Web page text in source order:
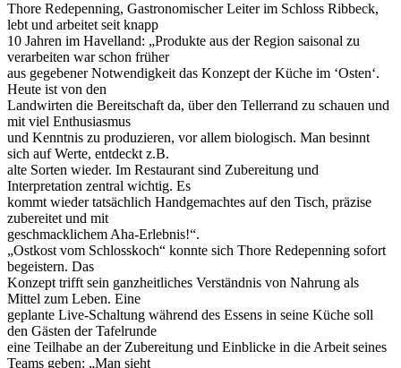
Thore Redepenning, Gastronomischer Leiter im Schloss Ribbeck,
lebt und arbeitet seit knapp
10 Jahren im Havelland: „Produkte aus der Region saisonal zu
verarbeiten war schon früher
aus gegebener Notwendigkeit das Konzept der Küche im ‘Osten‘.
Heute ist von den
Landwirten die Bereitschaft da, über den Tellerrand zu schauen und
mit viel Enthusiasmus
und Kenntnis zu produzieren, vor allem biologisch. Man besinnt
sich auf Werte, entdeckt z.B.
alte Sorten wieder. Im Restaurant sind Zubereitung und
Interpretation zentral wichtig. Es
kommt wieder tatsächlich Handgemachtes auf den Tisch, präzise
zubereitet und mit
geschmacklichem Aha-Erlebnis!“.
„Ostkost vom Schlosskoch“ konnte sich Thore Redepenning sofort
begeistern. Das
Konzept trifft sein ganzheitliches Verständnis von Nahrung als
Mittel zum Leben. Eine
geplante Live-Schaltung während des Essens in seine Küche soll
den Gästen der Tafelrunde
eine Teilhabe an der Zubereitung und Einblicke in die Arbeit seines
Teams geben: „Man sieht